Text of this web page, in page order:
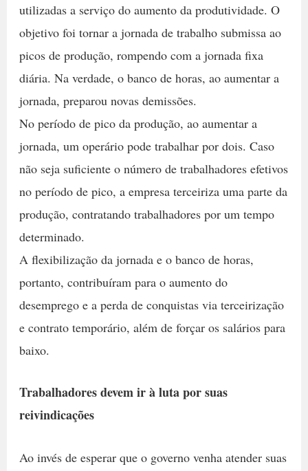
utilizadas a serviço do aumento da produtividade. O
objetivo foi tornar a jornada de trabalho submissa ao
picos de produção, rompendo com a jornada fixa
diária. Na verdade, o banco de horas, ao aumentar a
jornada, preparou novas demissões.
No período de pico da produção, ao aumentar a
jornada, um operário pode trabalhar por dois. Caso
não seja suficiente o número de trabalhadores efetivos
no período de pico, a empresa terceiriza uma parte da
produção, contratando trabalhadores por um tempo
determinado.
A flexibilização da jornada e o banco de horas,
portanto, contribuíram para o aumento do
desemprego e a perda de conquistas via terceirização
e contrato temporário, além de forçar os salários para
baixo.
Trabalhadores devem ir à luta por suas
reivindicações
Ao invés de esperar que o governo venha atender suas